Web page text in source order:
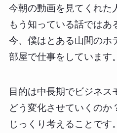
今朝の動画を見てくれた
もう知っている話ではあ
今、僕はとある山間のホ
部屋で仕事をしています。
目的は中長期でビジネス
どう変化させていくのか
じっくり考えることです。